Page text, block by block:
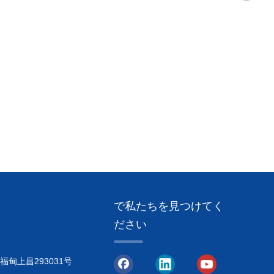
甸上昌293031号
で私たちを見つけてく
ださい